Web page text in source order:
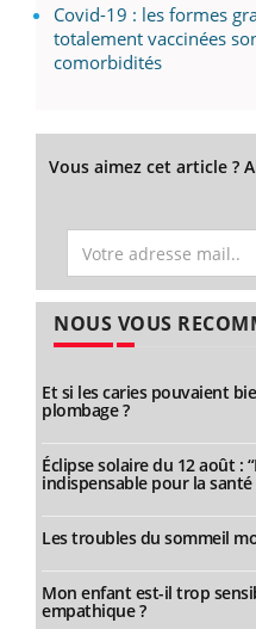
Covid-19 : les formes
totalement vaccinées
comorbidités
Vous aimez cet article ?
NOUS VOUS
Et si les caries pouvaient
plombage ?
Éclipse solaire du 12 août :
indispensable pour la santé
Les troubles du sommeil
Mon enfant est-il trop
empathique ?